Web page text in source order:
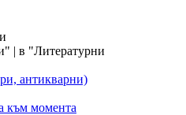
| в "Литературни
антикварни)
към момента